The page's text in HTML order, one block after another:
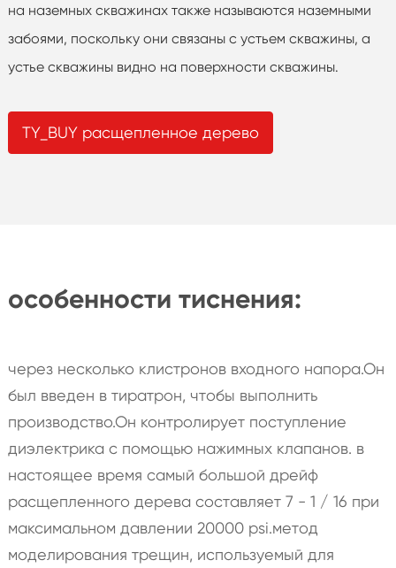
на наземных скважинах также называются наземными
забоями, поскольку они связаны с устьем скважины, а
устье скважины видно на поверхности скважины.
TY_BUY расщепленное дерево
особенности тиснения:
через несколько клистронов входного напора.Он
был введен в тиратрон, чтобы выполнить
производство.Он контролирует поступление
диэлектрика с помощью нажимных клапанов. в
настоящее время самый большой дрейф
расщепленного дерева составляет 7 - 1 / 16 при
максимальном давлении 20000 psi.метод
моделирования трещин, используемый для